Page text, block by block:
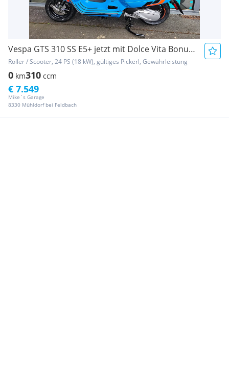
Vespa GTS 310 SS E5+ jetzt mit Dolce Vita Bonus und 2...
Roller / Scooter, 24 PS (18 kW), gültiges Pickerl, Gewährleistung
0 km310 ccm
Mike´s Garage
8330 Mühldorf bei Feldbach
€ 7.549